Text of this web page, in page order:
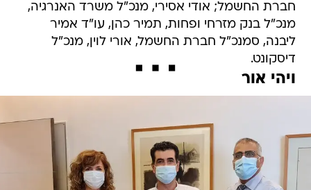
חברת החשמל; אודי אסירי, מנכ"ל משרד האנרגיה,
מנכ"ל בנק מזרחי ופחות, תמיר כהן, עו"ד אמיר
ליבנה, סמנכ"ל חברת החשמל, אורי לוין, מנכ"ל
דיסקונט.
ויהי אור